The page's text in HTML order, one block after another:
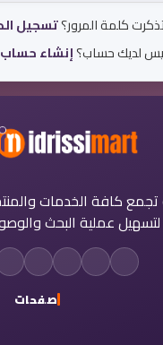
كلمة المرور؟تسجيل
لديك حساب؟إنشاء
كافة الخدمات
عملية البحث
صفحات